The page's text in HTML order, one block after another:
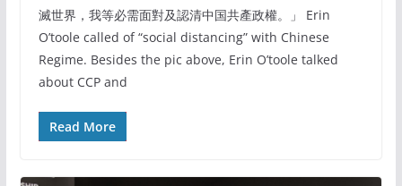
滅世界，我等必需面對及認清中国共產政權。」 Erin
O’toole called of “social distancing” with Chinese
Regime. Besides the pic above, Erin O’toole talked
about CCP and
Read More